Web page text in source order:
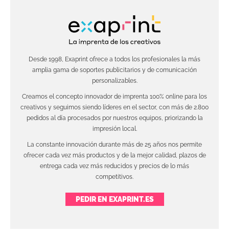
Desde 1998, Exaprint ofrece a todos los profesionales la más
amplia gama de soportes publicitarios y de comunicación
personalizables.
Creamos el concepto innovador de imprenta 100% online para los
creativos y seguimos siendo líderes en el sector, con más de 2.800
pedidos al día procesados por nuestros equipos, priorizando la
impresión local.
La constante innovación durante más de 25 años nos permite
ofrecer cada vez más productos y de la mejor calidad, plazos de
entrega cada vez más reducidos y precios de lo más
competitivos.
PEDIR EN EXAPRINT.ES